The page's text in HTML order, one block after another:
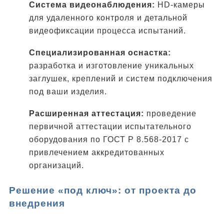
Система видеонаблюдения: HD-камеры
для удаленного контроля и детальной
видеофиксации процесса испытаний.
Специализированная оснастка:
разработка и изготовление уникальных
заглушек, креплений и систем подключения
под ваши изделия.
Расширенная аттестация: проведение
первичной аттестации испытательного
оборудования по ГОСТ Р 8.568-2017 с
привлечением аккредитованных
организаций.
Решение «под ключ»: от проекта до
внедрения